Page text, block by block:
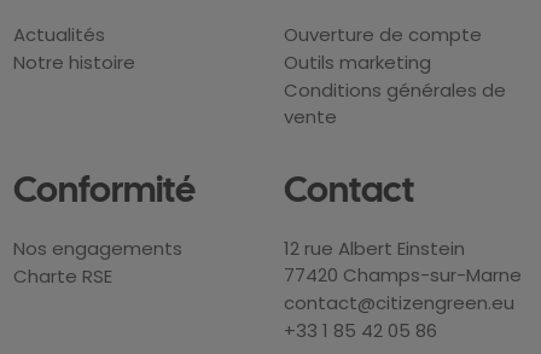
Actualités
Notre histoire
Ouverture de compte
Outils marketing
Conditions générales de
vente
Conformité
Nos engagements
Charte RSE
Contact
12 rue Albert Einstein
77420 Champs-sur-Marne
contact@citizengreen.eu
+33 1 85 42 05 86